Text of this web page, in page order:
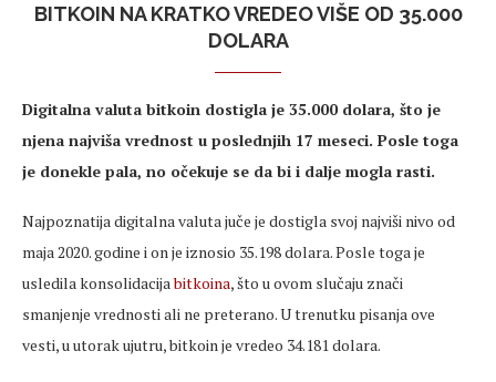
BITKOIN NA KRATKO VREDEO VIŠE OD 35.000
DOLARA
Digitalna valuta bitkoin dostigla je 35.000 dolara, što je
njena najviša vrednost u poslednjih 17 meseci. Posle toga
je donekle pala, no očekuje se da bi i dalje mogla rasti.
Najpoznatija digitalna valuta juče je dostigla svoj najviši nivo od
maja 2020. godine i on je iznosio 35.198 dolara. Posle toga je
usledila konsolidacijabitkoina, što u ovom slučaju znači
smanjenje vrednosti ali ne preterano. U trenutku pisanja ove
vesti, u utorak ujutru, bitkoin je vredeo 34.181 dolara.